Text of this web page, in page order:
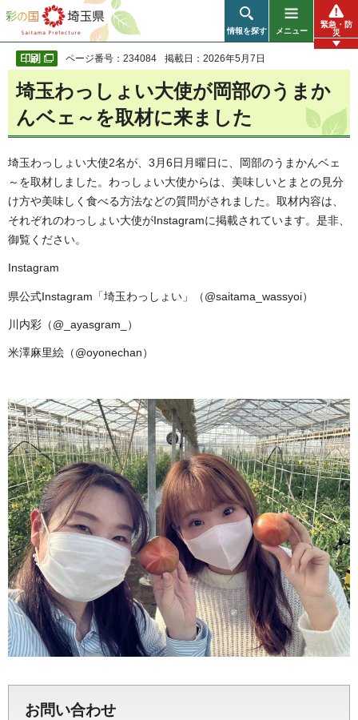
彩の国 埼玉県
情報を探す メニュー
緊急・防
災
ページ番号：234084 掲載日：2026年5月7日
埼玉わっしょい大使が岡部のうまか
んベェ～を取材に来ました
埼玉わっしょい大使2名が、3月6日月曜日に、岡部のうまかんベェ
～を取材しました。わっしょい大使からは、美味しいとまとの見分
け方や美味しく食べる方法などの質問がされました。取材内容は、
それぞれのわっしょい大使がInstagramに掲載されています。是非、
御覧ください。
Instagram
県公式Instagram「埼玉わっしょい」（@saitama_wassyoi）
川内彩（@_ayasgram_）
米澤麻里絵（@oyonechan）
お問い合わせ